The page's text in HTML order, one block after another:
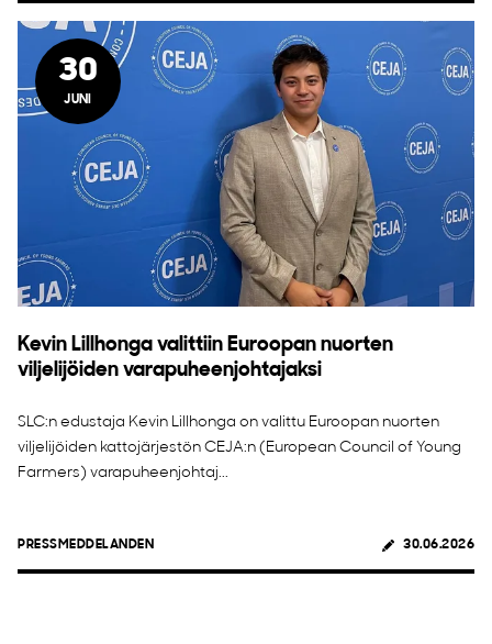
30
JUNI
Kevin Lillhonga valittiin Euroopan nuorten
viljelijöiden varapuheenjohtajaksi
SLC:n edustaja Kevin Lillhonga on valittu Euroopan nuorten
viljelijöiden kattojärjestön CEJA:n (European Council of Young
Farmers) varapuheenjohtaj...
PRESSMEDDELANDEN 30.06.2026